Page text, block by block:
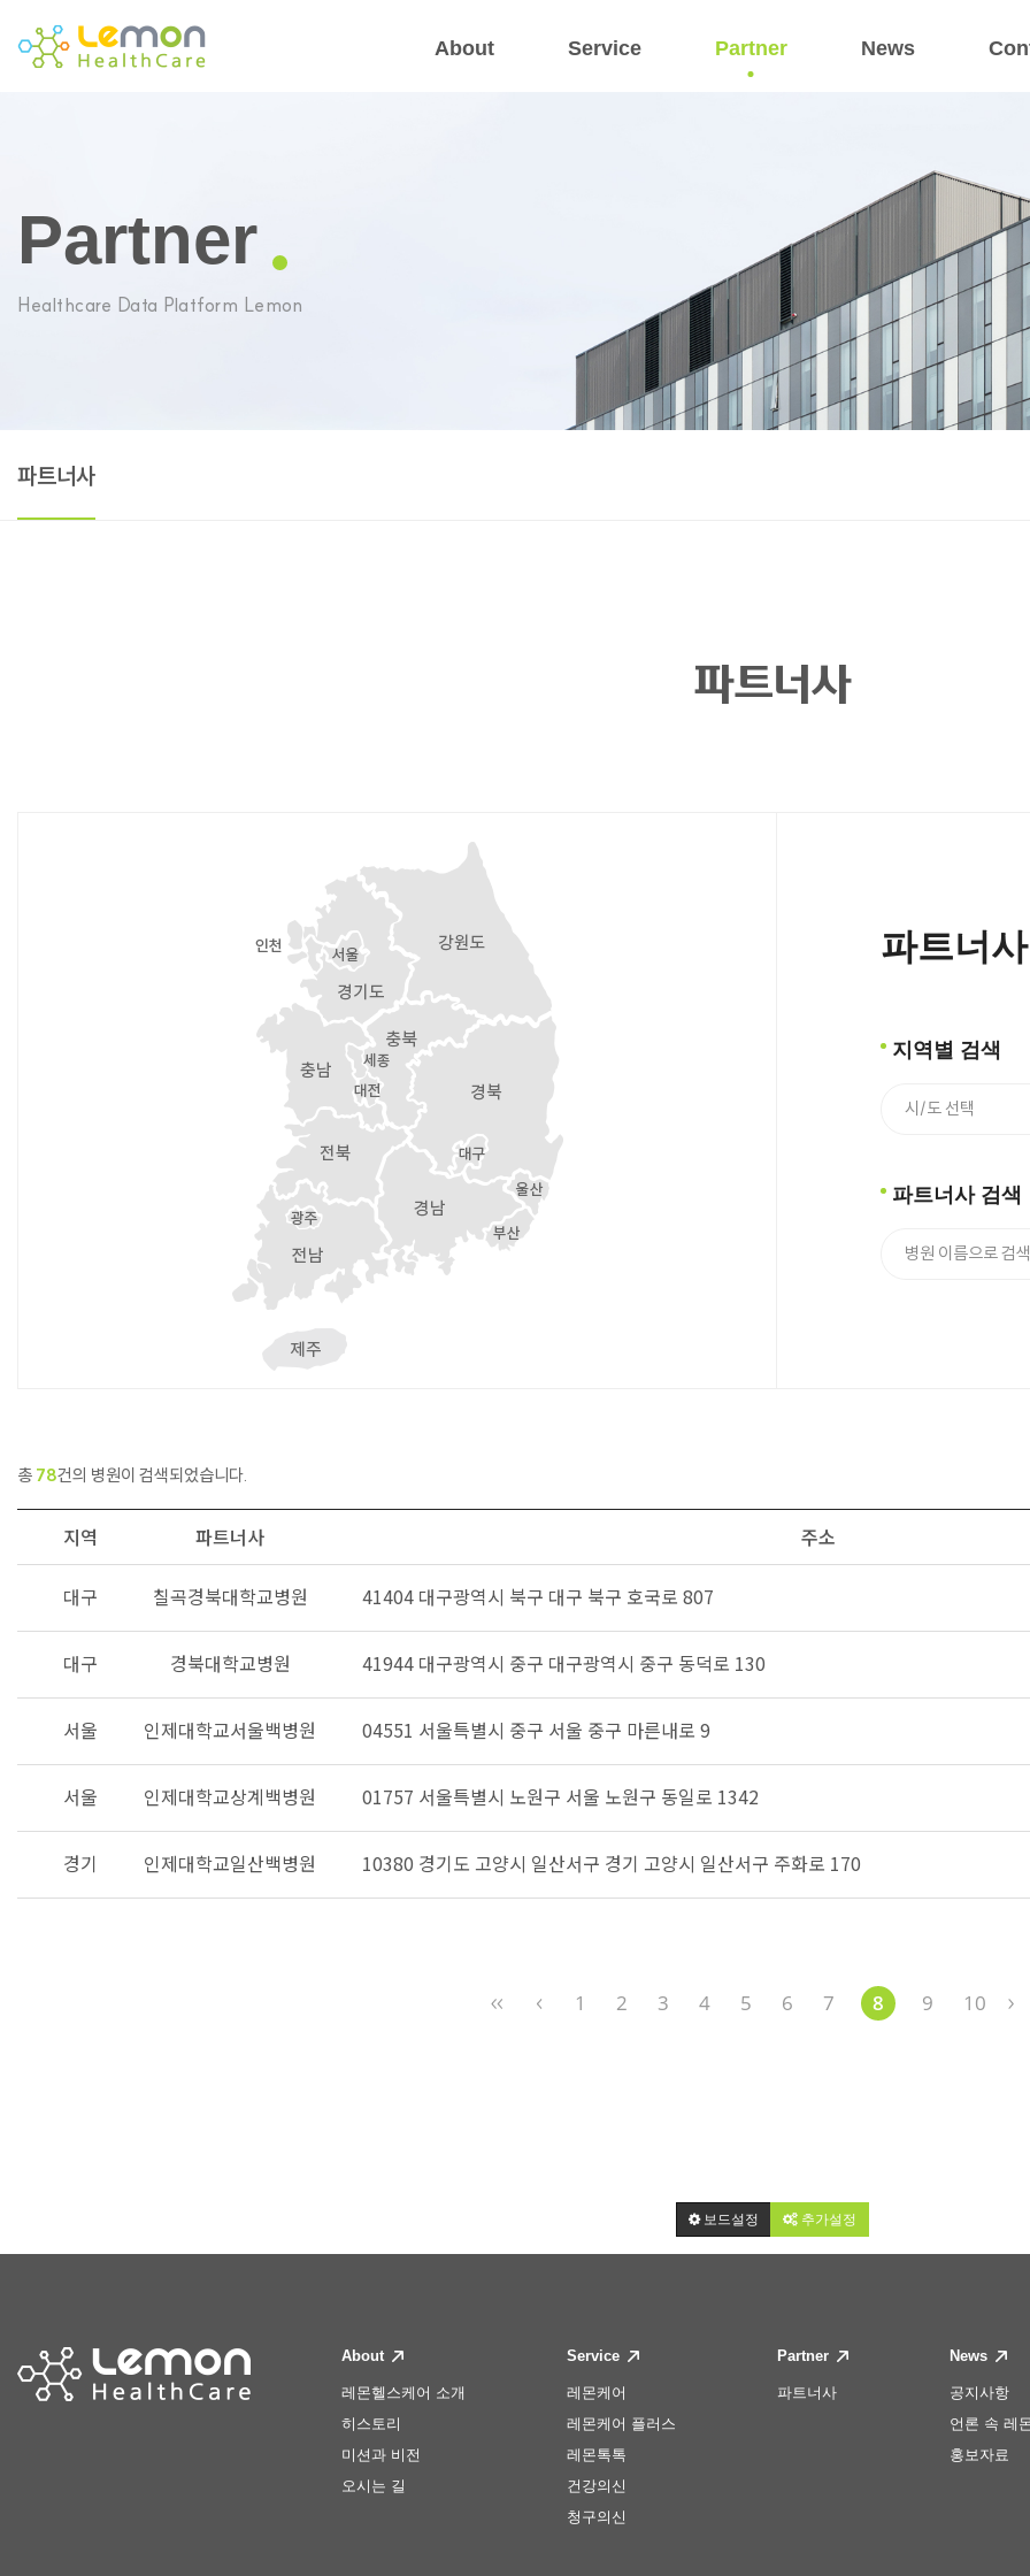
About Service Partner News
Partner
Healthcare Data Platform Lemon
파트너사
파트너사
파트너
지역별 검색
파트너사 검색
총 78건의 병원이 검색되었습니다.
지역 파트너사 주소
대구 칠곡경북대학교병원 41404 대구광역시 북구 대구 북구 호국로 807
대구 경북대학교병원 41944 대구광역시 중구 대구광역시 중구 동덕로 130
서울 인제대학교서울백병원 04551 서울특별시 중구 서울 중구 마른내로 9
서울 인제대학교상계백병원 01757 서울특별시 노원구 서울 노원구 동일로 1342
경기 인제대학교일산백병원 10380 경기도 고양시 일산서구 경기 고양시 일산서구 주화로 170
1 2 3 4 5 6 7 8 9 10
보드설정 추가설정
About
레몬헬스케어 소개
히스토리
미션과 비전
오시는 길
Service
레몬케어
레몬케어 플러스
레몬톡톡
건강의신
청구의신
Partner
파트너사
News
공지사항
언론 속 레
홍보자료